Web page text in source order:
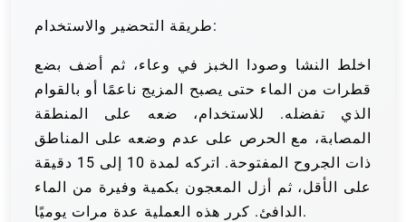
طريقة التحضير والاستخدام:
اخلط النشا وصودا الخبز في وعاء، ثم أضف بضع
قطرات من الماء حتى يصبح المزيج ناعمًا أو بالقوام
الذي تفضله. للاستخدام، ضعه على المنطقة
المصابة، مع الحرص على عدم وضعه على المناطق
ذات الجروح المفتوحة. اتركه لمدة 10 إلى 15 دقيقة
على الأقل، ثم أزل المعجون بكمية وفيرة من الماء
الدافئ. كرر هذه العملية عدة مرات يوميًا.